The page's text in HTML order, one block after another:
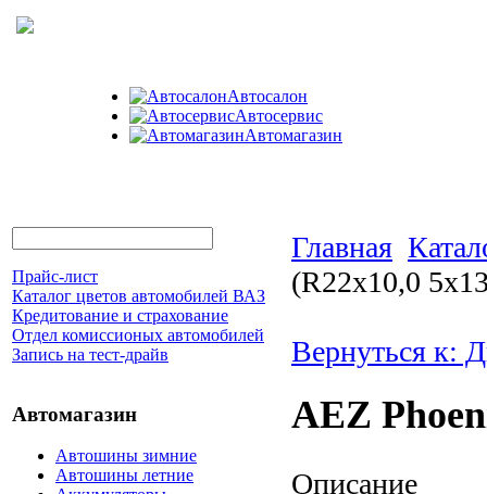
Автосалон
Автосервис
Автомагазин
Прайс-лист
Каталог цветов автомобилей ВАЗ
Кредитование и страхование
Отдел комиссионых автомобилей
Запись на тест-драйв
Автомагазин
Автошины зимние
Автошины летние
Главная
(R22x10,0
Вернуться к:
AEZ
Описание